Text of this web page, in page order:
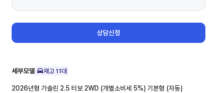
상담신청
세부모델 재고 11대
2026년형 가솔린 2.5 터보 2WD (개별소비세 5%) 기본형 (자동)